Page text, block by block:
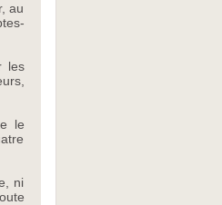
au
les
le
ni